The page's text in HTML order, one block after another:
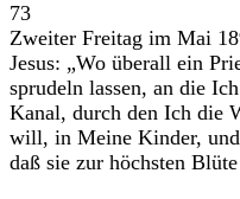
73
Zweiter Freitag im Mai
Jesus: „Wo überall ein
sprudeln lassen, an die
Kanal, durch den Ich die
will, in Meine Kinder,
daß sie zur höchsten